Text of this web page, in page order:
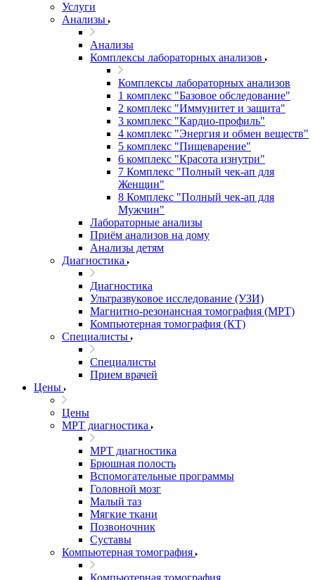
Услуги
Анализы
Анализы
Комплексы лабораторных анализов
Комплексы лабораторных анализов
1 комплекс "Базовое обследование"
2 комплекс "Иммунитет и защита"
3 комплекс "Кардио-профиль"
4 комплекс "Энергия и обмен веществ"
5 комплекс "Пищеварение"
6 комплекс "Красота изнутри"
7 Комплекс "Полный чек-ап для
Женщин"
8 Комплекс "Полный чек-ап для
Мужчин"
Лабораторные анализы
Приём анализов на дому
Анализы детям
Диагностика
Диагностика
Ультразвуковое исследование (УЗИ)
Магнитно-резонансная томография (МРТ)
Компьютерная томография (КТ)
Специалисты
Специалисты
Прием врачей
Цены
Цены
МРТ диагностика
МРТ диагностика
Брюшная полость
Вспомогательные программы
Головной мозг
Малый таз
Мягкие ткани
Позвоночник
Суставы
Компьютерная томография
Компьютерная томография